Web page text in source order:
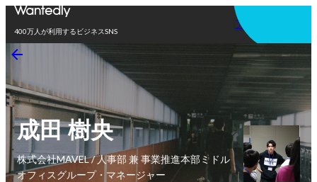
400万人が利用するビジネスSNS
アプリを使う
成田 樹央
株式会社MAVEL / 人事部 兼 事業推進本部ミドル
オフィスグループ・マネージャー